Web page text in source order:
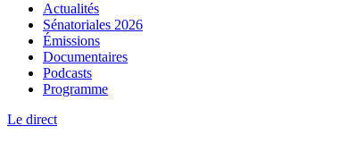
Actualités
Sénatoriales 2026
Émissions
Documentaires
Podcasts
Programme
Le direct